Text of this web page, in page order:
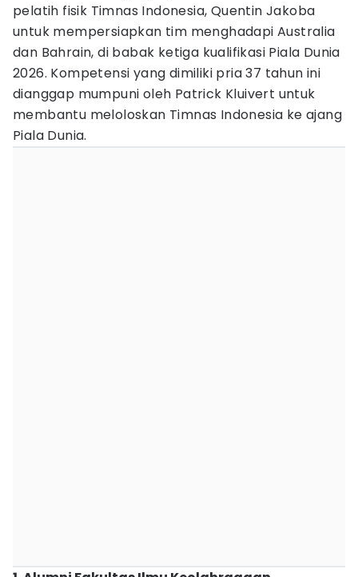
pelatih fisik Timnas Indonesia, Quentin Jakoba
untuk mempersiapkan tim menghadapi Australia
dan Bahrain, di babak ketiga kualifikasi Piala Dunia
2026. Kompetensi yang dimiliki pria 37 tahun ini
dianggap mumpuni oleh Patrick Kluivert untuk
membantu meloloskan Timnas Indonesia ke ajang
Piala Dunia.